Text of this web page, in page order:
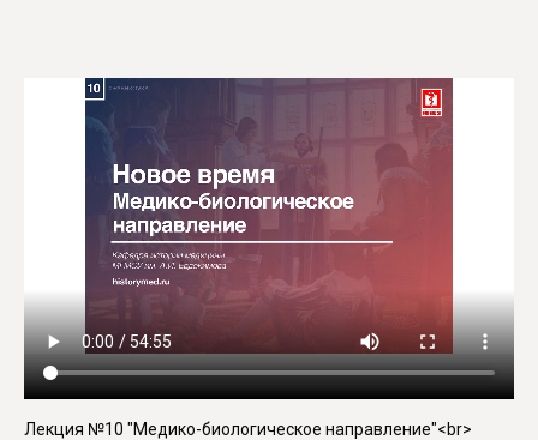
Лекция №10 "Медико-биологическое направление"<br>